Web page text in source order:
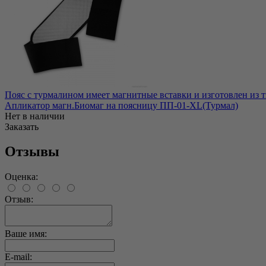
Пояс с турмалином имеет магнитные вставки и изготовлен
Апликатор магн.Биомаг на поясницу ПП-01-XL(Турмал)
Нет в наличии
Заказать
Отзывы
Оценка:
Отзыв:
Ваше имя:
E-mail: